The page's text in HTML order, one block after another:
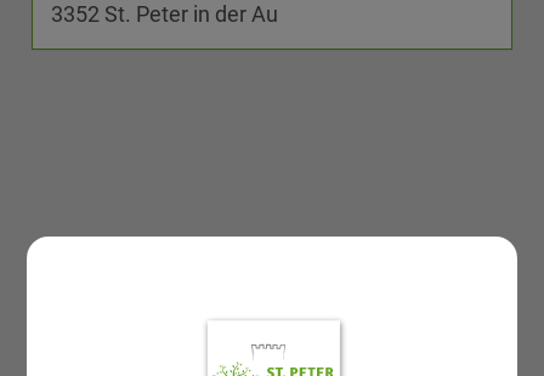
3352 St. Peter in der Au